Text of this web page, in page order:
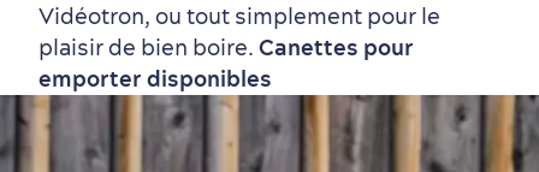
Tourisme responsable
Événements
en amoureux
Rabais hôtels
Compensation carbone
Vidéotron, ou tout simplement pour le
plaisir de bien boire. Canettes pour
emporter disponibles